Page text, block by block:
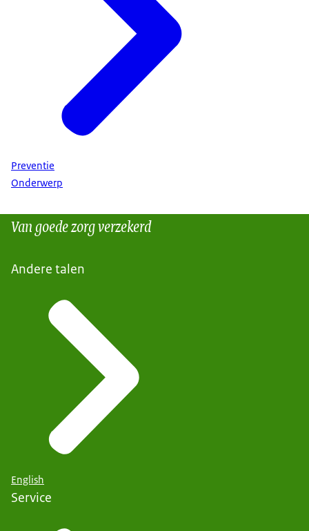
Preventie
Onderwerp
Van goede zorg verzekerd
Andere talen
English
Service